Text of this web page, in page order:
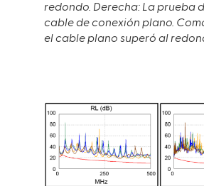
redondo. Derecha: La prueba
cable de conexión plano.
el cable plano superó al